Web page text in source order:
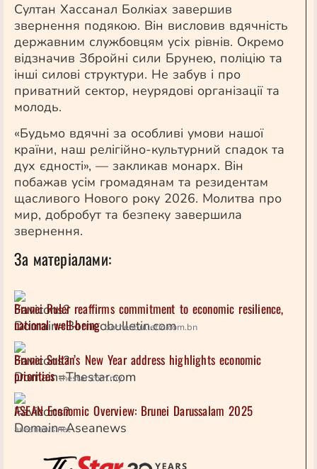
Султан Хассанал Болкіах завершив
звернення подякою. Він висловив вдячність
державним службовцям усіх рівнів. Окремо
відзначив Збройні сили Брунею, поліцію та
інші силові структури. Не забув і про
приватний сектор, неурядові організації та
молодь.
«Будьмо вдячні за особливі умови нашої
країни, наш релігійно-культурний спадок та
дух єдності», — закликав монарх. Він
побажав усім громадянам та резидентам
щасливого Нового року 2026. Молитва про
мир, добробут та безпеку завершила
звернення.
За матеріалами:
Brunei Ruler reaffirms commitment to economic resilience,
national well-being borneobulletin.com.bn
Brunei Sultan’s New Year address highlights economic
priorities thestar.com.my
ASEAN Economic Overview: Brunei Darussalam 2025
aseanews.net